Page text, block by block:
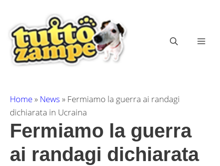
contenuto
Home» News » Fermiamo la guerra ai randagi
dichiarata in Ucraina
Fermiamo la guerra
ai randagi dichiarata